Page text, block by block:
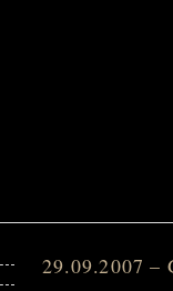
29.09.2007 –